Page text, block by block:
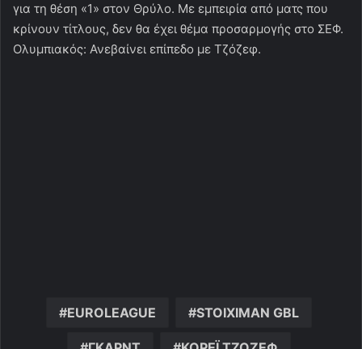
για τη θέση «1» στον Θρύλο. Με εμπειρία από ματς που
κρίνουν τίτλους, δεν θα έχει θέμα προσαρμογής στο ΣΕΦ.
Ολυμπιακός: Ανεβαίνει επίπεδο με Τζόζεφ.
EUROLEAGUE STOIXIMAN GBL